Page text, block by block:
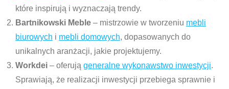
które inspirują i wyznaczają trendy.
Bartnikowski Meble – mistrzowie w tworzeniu mebli
biurowych i mebli domowych, dopasowanych do
unikalnych aranżacji, jakie projektujemy.
Workdei – oferują generalne wykonawstwo inwestycji.
Sprawiają, że realizacji inwestycji przebiega sprawnie i